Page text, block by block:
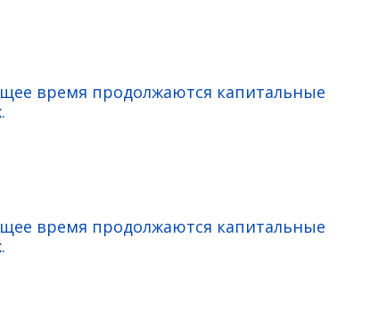
время продолжаются капитальные
время продолжаются капитальные